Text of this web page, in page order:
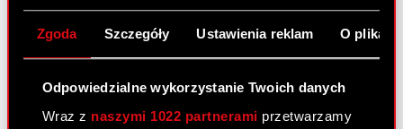
Zgoda Szczegóły Ustawienia reklam O
Odpowiedzialne wykorzystanie Twoich danych
Wraz z naszymi 1022 partnerami przetwarzamy
PDF
zarządcze
Badowski
Zawiadomienie o zbyciu akcji - Marcin